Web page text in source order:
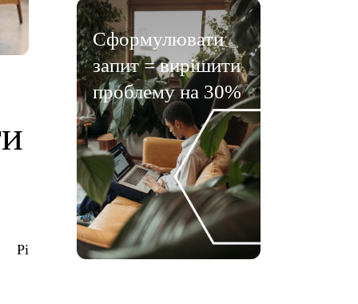
Pi
Сформулювати
запит = вирішити
проблему на 30%